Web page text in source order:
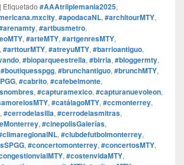
| Etiquetado #AAAtriiplemania2025,
, #apodacaNL, #architourMTY,
, #artbusmetro,
, #arteMTY, #artgenresMTY,
, #arttourMTY, #atreyuMTY, #barrioantiguo,
, #bioparqueestrella, #birria, #bloggermty,
#boutiquesspgg, #brunchantiguo, #brunchMTY,
, #cabrito, #cafebelmonte,
, #capturamexico, #capturanuevoleon,
, #catálagoMTY, #ccmonterrey,
, #cerrodelasilla, #cerrodelasmitras,
, #cinepolisGalerías,
, #clubdefutbolmonterrey,
, #concertomonterrey, #concertosMTY,
, #costenvidaMTY,